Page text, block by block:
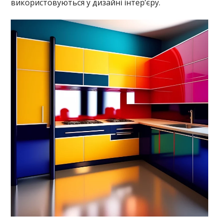
використовуються у дизайні інтер’єру.